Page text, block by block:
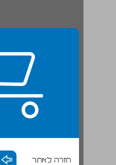
חזרה לאתר